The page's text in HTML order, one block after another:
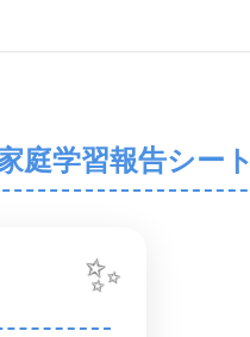
庭学習報告シート
✨